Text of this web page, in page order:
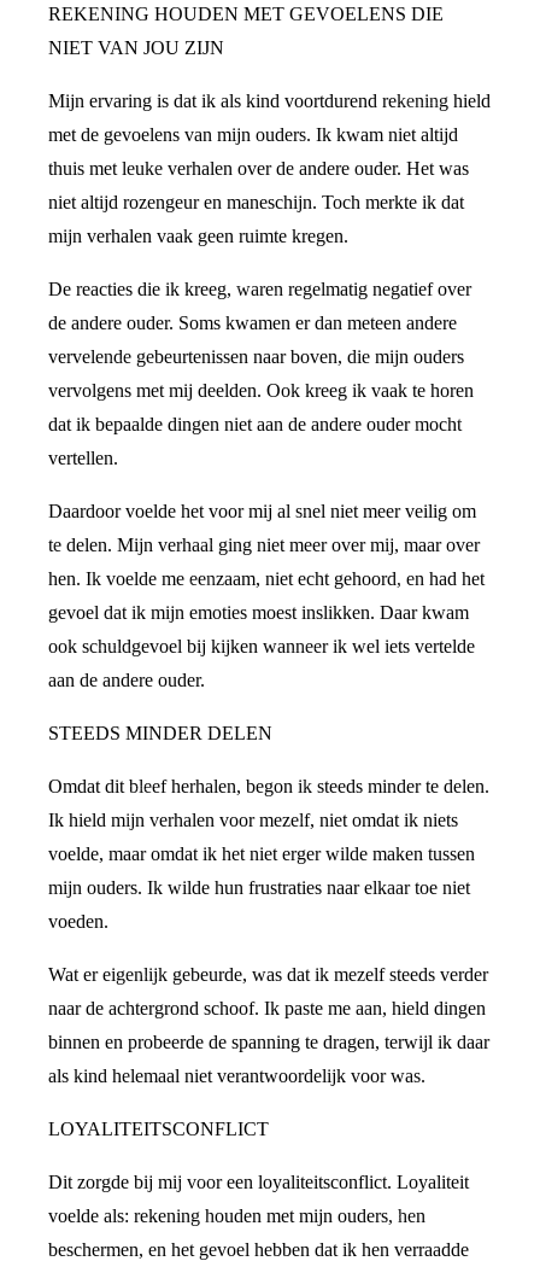
REKENING HOUDEN MET GEVOELENS DIE
NIET VAN JOU ZIJN
Mijn ervaring is dat ik als kind voortdurend rekening hield
met de gevoelens van mijn ouders. Ik kwam niet altijd
thuis met leuke verhalen over de andere ouder. Het was
niet altijd rozengeur en maneschijn. Toch merkte ik dat
mijn verhalen vaak geen ruimte kregen.
De reacties die ik kreeg, waren regelmatig negatief over
de andere ouder. Soms kwamen er dan meteen andere
vervelende gebeurtenissen naar boven, die mijn ouders
vervolgens met mij deelden. Ook kreeg ik vaak te horen
dat ik bepaalde dingen niet aan de andere ouder mocht
vertellen.
Daardoor voelde het voor mij al snel niet meer veilig om
te delen. Mijn verhaal ging niet meer over mij, maar over
hen. Ik voelde me eenzaam, niet echt gehoord, en had het
gevoel dat ik mijn emoties moest inslikken. Daar kwam
ook schuldgevoel bij kijken wanneer ik wel iets vertelde
aan de andere ouder.
STEEDS MINDER DELEN
Omdat dit bleef herhalen, begon ik steeds minder te delen.
Ik hield mijn verhalen voor mezelf, niet omdat ik niets
voelde, maar omdat ik het niet erger wilde maken tussen
mijn ouders. Ik wilde hun frustraties naar elkaar toe niet
voeden.
Wat er eigenlijk gebeurde, was dat ik mezelf steeds verder
naar de achtergrond schoof. Ik paste me aan, hield dingen
binnen en probeerde de spanning te dragen, terwijl ik daar
als kind helemaal niet verantwoordelijk voor was.
LOYALITEITSCONFLICT
Dit zorgde bij mij voor een loyaliteitsconflict. Loyaliteit
voelde als: rekening houden met mijn ouders, hen
beschermen, en het gevoel hebben dat ik hen verraadde